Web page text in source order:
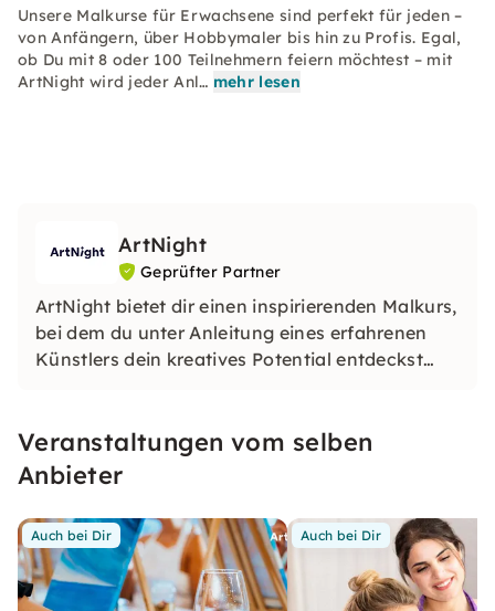
Unsere Malkurse für Erwachsene sind perfekt für jeden –
von Anfängern, über Hobbymaler bis hin zu Profis. Egal,
ob Du mit 8 oder 100 Teilnehmern feiern möchtest – mit
ArtNight wird jeder Anl… mehr lesen
ArtNight
Geprüfter Partner
ArtNight bietet dir einen inspirierenden Malkurs,
bei dem du unter Anleitung eines erfahrenen
Künstlers dein kreatives Potential entdeckst
jedermann, ob Anfänger oder Fortgeschrittener.
Veranstaltungen vom selben
Anbieter
Auch bei Dir Auch bei Dir